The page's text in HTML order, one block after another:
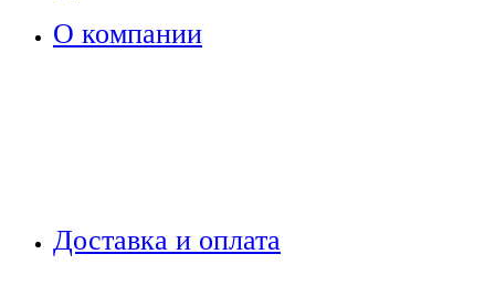
О компании
Доставка и оплата